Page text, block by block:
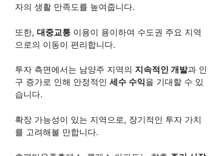
자의 생활 만족도를 높여줍니다.
또한, 대중교통 이용이 용이하여 수도권 주요 지역
으로의 이동이 편리합니다.
투자 측면에서는 남양주 지역의 지속적인 개발과 인
구 증가로 인해 안정적인 세수 수익을 기대할 수 있
습니다.
확장 가능성이 있는 지역으로, 장기적인 투자 가치
를 고려해볼 만합니다.